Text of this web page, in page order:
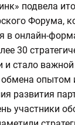
подвела
Форума,
в онлайн-
30
и стало важной
опытом
развития
участники